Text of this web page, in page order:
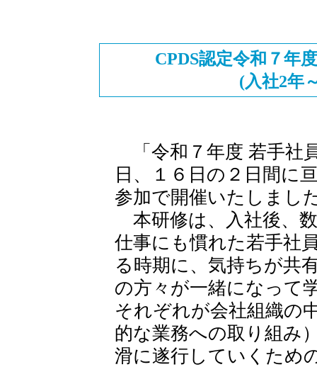
CPDS認定令和７年
(入社2年
「令和７年度 若手社
日、１６日の２日間に
参加で開催いたしまし
本研修は、入社後、
仕事にも慣れた若手社
る時期に、気持ちが共
の方々が一緒になって
それぞれが会社組織の
的な業務への取り組み
滑に遂行していくため